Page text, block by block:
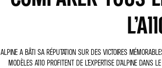
ALPINE A BÂTI SA RÉPUTATION SUR DES VICTOIRES
MODÈLES A110 PROFITENT DE L’EXPERTISE D’ALPINE DANS